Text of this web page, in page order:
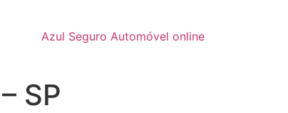
Azul Seguro Automóvel online
SP